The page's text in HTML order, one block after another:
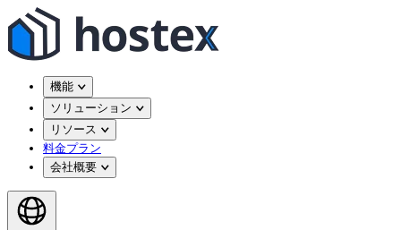
機能
ソリューション
リソース
料金プラン
会社概要